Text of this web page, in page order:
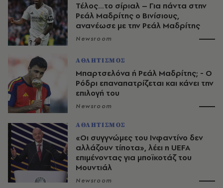
Τέλος…το σίριαλ – Για πάντα στην
Ρεάλ Μαδρίτης ο Βινίσιους,
ανανέωσε με την Ρεάλ Μαδρίτης
Newsroom
ΑΘΛΗΤΙΣΜΟΣ
Μπαρτσελόνα ή Ρεάλ Μαδρίτης; - Ο
Ρόδρι επαναπατρίζεται και κάνει την
επιλογή του
Newsroom
ΑΘΛΗΤΙΣΜΟΣ
«Οι συγγνώμες του Ινφαντίνο δεν
αλλάζουν τίποτα», λέει η UEFA
επιμένοντας για μποϊκοτάζ του
Μουντιάλ
Newsroom